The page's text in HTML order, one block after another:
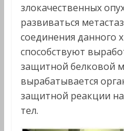
злокачественных
развиваться
соединения данного
способствуют
защитной белковой
вырабатывается
защитной реакции
тел.